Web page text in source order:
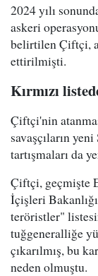
2024 yılı
askeri
belirtilen Çiftçi,
ettirilmişti.
Kırmızı
Çiftçi'nin
savaşçıların
tartışmaları da
Çiftçi, geçmişte
İçişleri
teröristler"
tuğgeneralliğe
çıkarılmış, bu
neden olmuştu.